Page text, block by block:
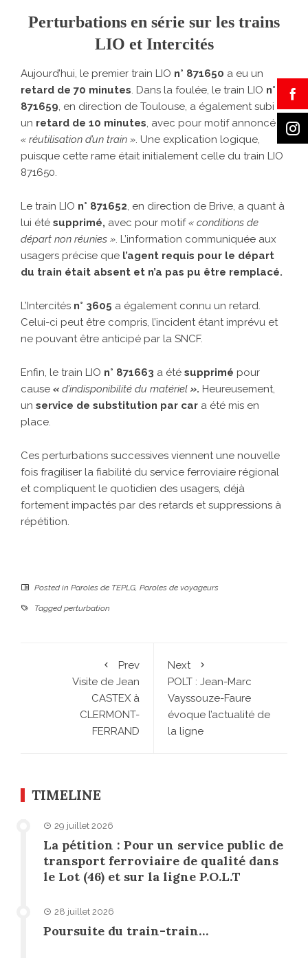
Perturbations en série sur les trains
LIO et Intercités
Aujourd’hui, le premier train LIO n° 871650 a eu un
retard de 70 minutes. Dans la foulée, le train LIO n°
871659, en direction de Toulouse, a également subi
un retard de 10 minutes, avec pour motif annoncé :
« réutilisation d’un train ». Une explication logique,
puisque cette rame était initialement celle du train LIO
871650.
Le train LIO n° 871652, en direction de Brive, a quant à
lui été supprimé, avec pour motif« conditions de
départ non réunies ». L’information communiquée aux
usagers précise que l’agent requis pour le départ
du train était absent et n’a pas pu être remplacé.
L’Intercités n° 3605 a également connu un retard.
Celui-ci peut être compris, l’incident étant imprévu et
ne pouvant être anticipé par la SNCF.
Enfin, le train LIO n° 871663 a été supprimé pour
cause « d’indisponibilité du matériel ». Heureusement,
un service de substitution par car a été mis en
place.
Ces perturbations successives viennent une nouvelle
fois fragiliser la fiabilité du service ferroviaire régional
et compliquent le quotidien des usagers, déjà
fortement impactés par des retards et suppressions à
répétition.
Posted in Paroles de TEPLG, Paroles de voyageurs
Taggedperturbation
Prev
Visite de Jean
CASTEX à
CLERMONT-
FERRAND
Next
POLT : Jean-Marc
Vayssouze-Faure
évoque l’actualité de
la ligne
TIMELINE
29 juillet 2026
La pétition : Pour un service public de
transport ferroviaire de qualité dans
le Lot (46) et sur la ligne P.O.L.T
28 juillet 2026
Poursuite du train-train…